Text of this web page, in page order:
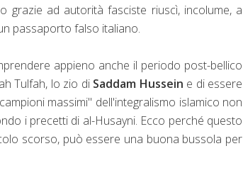
grazie ad autorità fasciste riuscì, incolume, a
passaporto falso italiano.
appieno anche il periodo post-bellico
Tulfah, lo zio di Saddam Hussein e di essere
massimi" dell'integralismo islamico non
i precetti di al-Husayni. Ecco perché questo
scorso, può essere una buona bussola per